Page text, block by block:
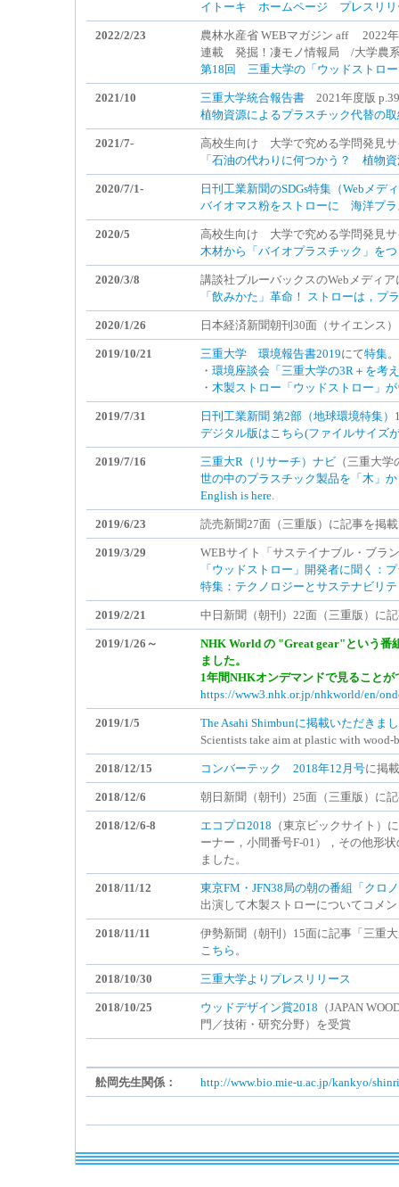
イトーキ ホームページ プレスリリ
2022/2/23
農林水産省 WEBマガジン aff 2022
連載 発掘！凄モノ情報局 /大学農
第18回 三重大学の「ウッドストロ
2021/10 三重大学統合報告書2021年度版
植物資源によるプラスチック代替の
2021/7-
高校生向け 大学で究める学問発見
「 石油の代わりに何つかう？ 植物資
2020/7/1-
日刊工業新聞のSDGs特集（Webメデ
バイオマス粉をストローに 海洋プ
2020/5
高校生向け 大学で究める学問発見
木材から「バイオプラスチック」を
2020/3/8
講談社ブルーバックスのWebメディア
「飲みかた」革命！ ストローは，プ
2020/1/26 日本経済新聞朝刊30面（サイエンス
2019/10/21 三重大学 環境報告書2019にて特集。
・ 環境座談会「三重大学の3R＋を考
・ 木製ストロー「ウッドストロー」
2019/7/31 日刊工業新聞 第2部（地球環境特集）
デジタル版はこちら(ファイルサイズ
2019/7/16 三重大R（リサーチ）ナビ（三重大学
世の中のプラスチック製品を「木」
English is here.
2019/6/23 読売新聞27面（三重版）に記事を掲
2019/3/29
WEBサイト「サステイナブル・ブラ
「ウッドストロー」開発者に聞く
特集：テクノロジーとサステナビリテ
2019/2/21 中日新聞（朝刊）22面（三重版）に
2019/1/26～
NHK World の "Great gear"という番
ました。
1年間NHKオンデマンドで見ることが
https://www3.nhk.or.jp/nhkworld/en/
2019/1/5
The Asahi Shimbunに掲載いただきま
Scientists take aim at plastic with wood-
2018/12/15 コンバーテック 2018年12月号に掲
2018/12/6 朝日新聞（朝刊）25面（三重版）に
2018/12/6-8 エコプロ2018 （東京ビックサイト）
ーナー，小間番号F-01），その他形
ました。
2018/11/12
東京FM・JFN38局の朝の番組「クロ
出演して木製ストローについてコメ
2018/11/11
伊勢新聞（朝刊）15面に記事「三重
こちら 。
2018/10/30 三重大学よりプレスリリース
2018/10/25 ウッドデザイン賞2018 （JAPAN
門／技術・研究分野）を受賞
舩岡先生関係： http://www.bio.mie-u.ac.jp/kankyo/